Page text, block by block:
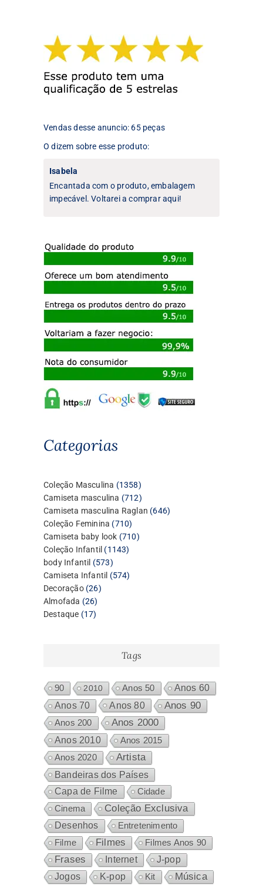
podem
ser
escolhidas
na
página
opções
podem
ser
na
Vendas desse anuncio: 65 peças
O dizem sobre esse produto:
Isabela
Encantada com o produto, embalagem
impecável. Voltarei a comprar aqui!
Categorias
Coleção Masculina 13581358
produtos
Camiseta masculina 712712
produtos
Camiseta masculina Raglan 646646
Coleção Feminina 710710
produtos
Camiseta baby look 710710
Coleção Infantil 11431143
body Infantil 573573
produtos
Camiseta Infantil 574574
Decoração 2626
Almofada 2626
produtos
Destaque 1717
Tags
90 2010 Anos 50
Anos 60
Anos 70
Anos 80 Anos 90
Anos 200 Anos 2000
Anos 2010 Anos 2015
Anos 2020 Artista
Bandeiras dos Países
Capa de Filme
Cidade
Cinema
Coleção Exclusiva
Desenhos
Entretenimento
Filme
Filmes Filmes Anos 90
Frases Internet
J-pop
Jogos
K-pop Kit Música